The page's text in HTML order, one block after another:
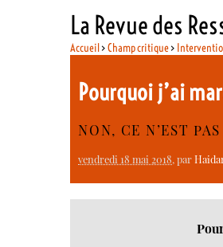
La Revue des
Accueil>Champ critique>
Pourquoi j’ai
NON, CE N’EST
vendredi 18 mai 2018, par